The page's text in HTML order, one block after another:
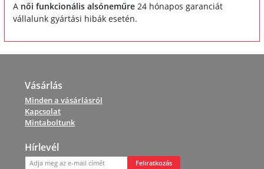
A női funkcionális alsóneműre 24 hónapos garanciát
vállalunk gyártási hibák esetén.
Vásárlás
Minden a vásárlásról
Kapcsolat
Mintaboltunk
Hírlevél
Feliratkozás